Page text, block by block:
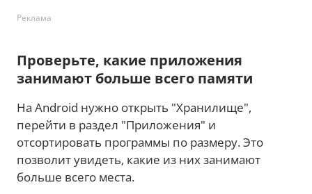
Реклама
Проверьте, какие приложения
занимают больше всего памяти
На Android нужно открыть "Хранилище",
перейти в раздел "Приложения" и
отсортировать программы по размеру. Это
позволит увидеть, какие из них занимают
больше всего места.